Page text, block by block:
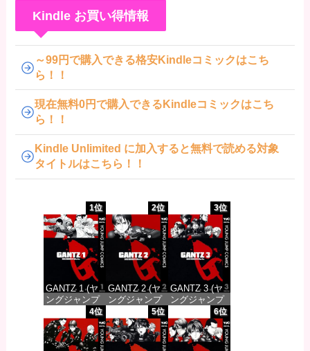
Kindle お買い得情報
～99円で購入できる格安Kindleコミックはこち
ら！！
現在無料0円で購入できるKindleコミックはこち
ら！！
Kindle Unlimited に加入すると無料で読める対象
タイトルはこちら！！
1位
GANTZ 1 (ヤ
ングジャンプ
コミックス
DIGITAL)
価格：¥100
2位
GANTZ 2 (ヤ
ングジャンプ
コミックス
DIGITAL)
価格：¥100
3位
GANTZ 3 (ヤ
ングジャンプ
コミックス
DIGITAL)
価格：¥100
4位 5位 6位